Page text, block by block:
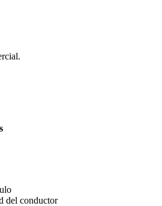
del conductor